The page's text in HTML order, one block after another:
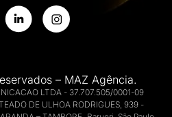
– MAZ Agência.
LTDA - 37.707.505/0001-09
DE ULHOA RODRIGUES, 939 -